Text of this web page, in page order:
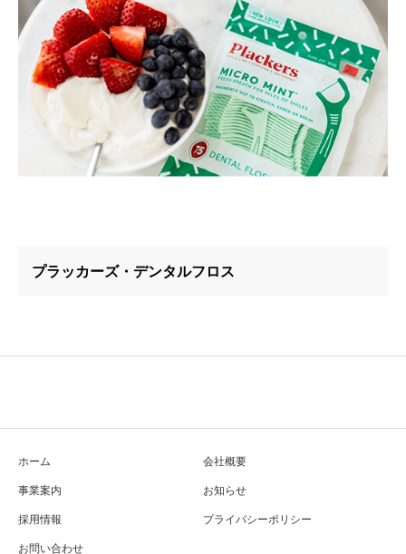
プラッカーズ・デンタルフロス
ホーム
会社概要
事業案内
お知らせ
採用情報
プライバシーポリシー
お問い合わせ